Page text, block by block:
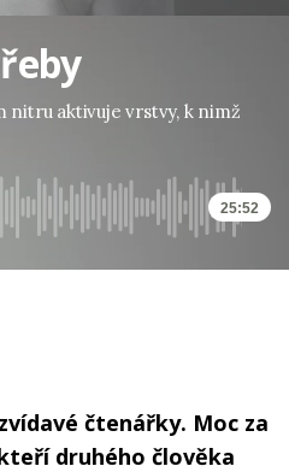
nitru aktivuje vrstvy, k nimž
25:52
čtenářky. Moc za
druhého člověka